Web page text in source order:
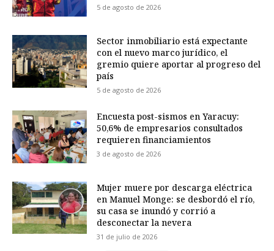
5 de agosto de 2026
Sector inmobiliario está expectante
con el nuevo marco jurídico, el
gremio quiere aportar al progreso del
país
5 de agosto de 2026
Encuesta post-sismos en Yaracuy:
50,6% de empresarios consultados
requieren financiamientos
3 de agosto de 2026
Mujer muere por descarga eléctrica
en Manuel Monge: se desbordó el río,
su casa se inundó y corrió a
desconectar la nevera
31 de julio de 2026